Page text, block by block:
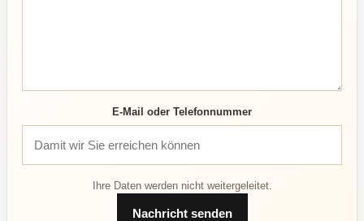
E-Mail oder Telefonnummer
Ihre Daten werden nicht weitergeleitet.
Nachricht senden